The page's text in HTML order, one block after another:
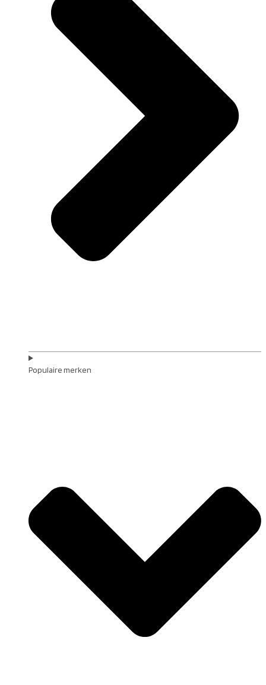
Populaire merken